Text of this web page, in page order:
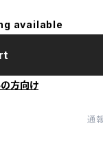
available
方向け
通